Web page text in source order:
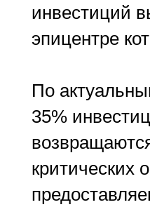
инвестиций
эпицентре
По
35%
критических